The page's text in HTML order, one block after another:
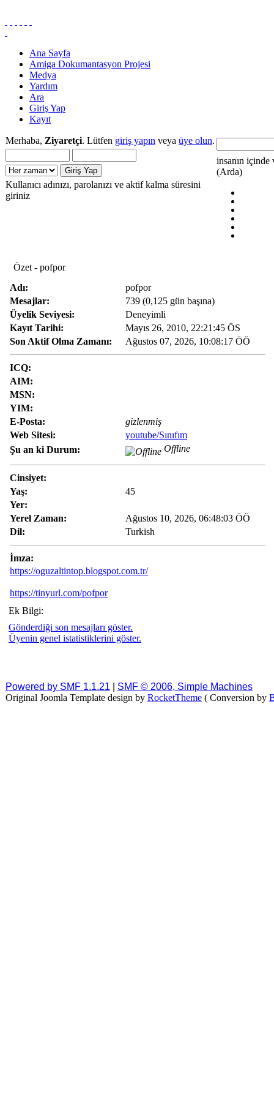
Ana Sayfa
Amiga Dokumantasyon Projesi
Medya
Yardım
Ara
Giriş Yap
Kayıt
Merhaba, Ziyaretçi. Lütfen giriş yapın veya üye olun.
Kullanıcı adınızı, parolanızı ve aktif kalma süresini
giriniz
insanın içinde
(Arda)
Özet - pofpor
Adı:
pofpor
Mesajlar:
739 (0,125 gün başına)
Üyelik Seviyesi:
Deneyimli
Kayıt Tarihi:
Mayıs 26, 2010, 22:21:45 ÖS
Son Aktif Olma Zamanı:
Ağustos 07, 2026, 10:08:17 ÖÖ
ICQ:
AIM:
MSN:
YIM:
E-Posta:
gizlenmiş
Web Sitesi:
youtube/Sınıfım
Şu an ki Durum:
Offline
Cinsiyet:
Yaş:
45
Yer:
Yerel Zaman:
Ağustos 10, 2026, 06:48:03 ÖÖ
Dil:
Turkish
İmza:
https://oguzaltintop.blogspot.com.tr/
https://tinyurl.com/pofpor
Ek Bilgi:
Gönderdiği son mesajları göster.
Üyenin genel istatistiklerini göster.
Powered by SMF 1.1.21
SMF © 2006, Simple Machines
Original Joomla Template design by RocketTheme ( Conversion by